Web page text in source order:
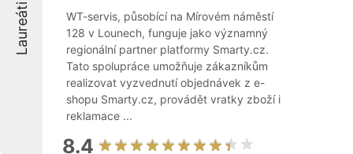
Laureáti
WT-servis, působící na Mírovém náměstí
128 v Lounech, funguje jako významný
regionální partner platformy Smarty.cz.
Tato spolupráce umožňuje zákazníkům
realizovat vyzvednutí objednávek z e-
shopu Smarty.cz, provádět vratky zboží i
reklamace ...
8.4